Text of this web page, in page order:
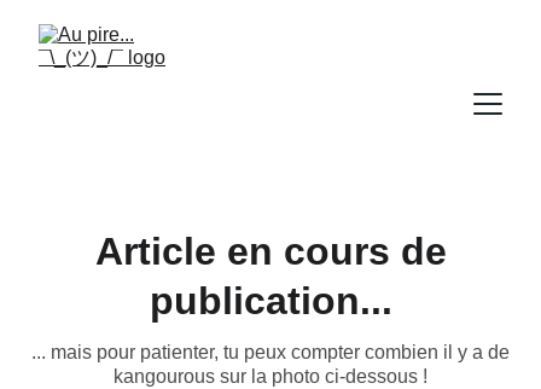
Article en cours de
publication...
... mais pour patienter, tu peux compter combien il y a de
kangourous sur la photo ci-dessous !